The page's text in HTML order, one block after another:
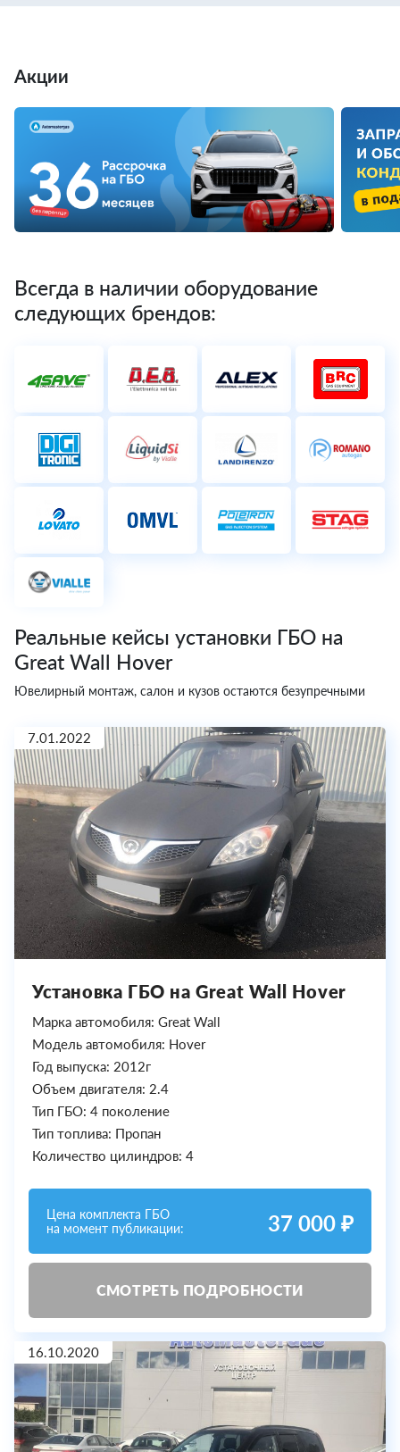
Акции
Всегда в наличии оборудование
следующих брендов:
Реальные кейсы установки ГБО на
Great Wall Hover
Ювелирный монтаж, салон и кузов остаются безупречными
7.01.2022
Установка ГБО на Great Wall Hover
Марка автомобиля: Great Wall
Модель автомобиля: Hover
Год выпуска: 2012г
Объем двигателя: 2.4
Тип ГБО: 4 поколение
Тип топлива: Пропан
Количество цилиндров: 4
Цена комплекта ГБО
на момент публикации:
37 000 ₽
СМОТРЕТЬ ПОДРОБНОСТИ
16.10.2020